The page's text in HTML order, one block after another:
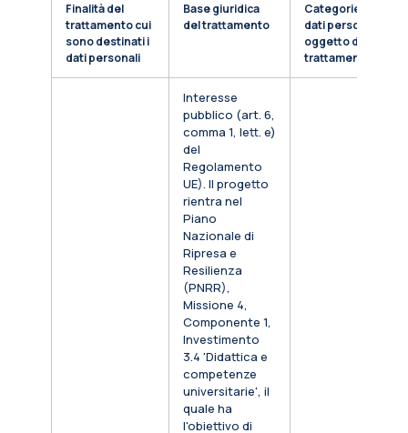
Finalità del
trattamento cui
sono destinati i
dati personali
Base giuridica
del trattamento
Categorie di
dati personali
oggetto di
trattamento
Interesse
pubblico (art. 6,
comma 1, lett. e)
del
Regolamento
UE). Il progetto
rientra nel
Piano
Nazionale di
Ripresa e
Resilienza
(PNRR),
Missione 4,
Componente 1,
Investimento
3.4 'Didattica e
competenze
universitarie', il
quale ha
l'obiettivo di